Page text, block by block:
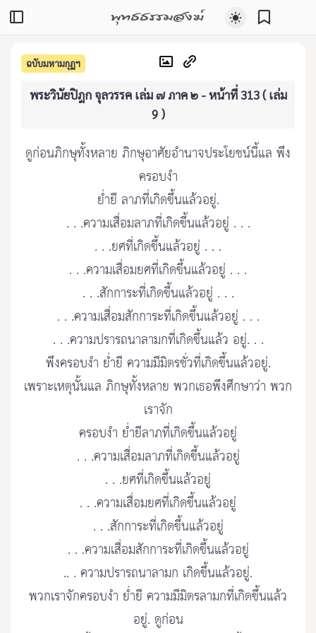
พุทธธรรมสงฆ์
ฉบับมหามกุฏฯ
พระวินัยปิฎก จุลวรรค เล่ม ๗ ภาค ๒ - หน้าที่ 313 ( เล่ม
9 )
ดูก่อนภิกษุทั้งหลาย ภิกษุอาศัยอำนาจประโยชน์นี้แล พึง
ครอบงำ
ย่ำยี ลาภที่เกิดขึ้นแล้วอยู่.
. . .ความเสื่อมลาภที่เกิดขึ้นแล้วอยู่ . . .
. . .ยศที่เกิดขึ้นแล้วอยู่ . . .
. . .ความเสื่อมยศที่เกิดขึ้นแล้วอยู่ . . .
. . .สักการะที่เกิดขึ้นแล้วอยู่ . . .
. . .ความเสื่อมสักการะที่เกิดขึ้นแล้วอยู่ . . .
. . .ความปรารถนาลามกที่เกิดขึ้นแล้ว อยู่. . .
พึงครอบงำ ย่ำยี ความมีมิตรชั่วที่เกิดขึ้นแล้วอยู่.
เพราะเหตุนั้นแล ภิกษุทั้งหลาย พวกเธอพึงศึกษาว่า พวก
เราจัก
ครอบงำ ย่ำยีลาภที่เกิดขึ้นแล้วอยู่
. . .ความเสื่อมลาภที่เกิดขึ้นแล้วอยู่
. . .ยศที่เกิดขึ้นแล้วอยู่
. . .ความเสื่อมยศที่เกิดขึ้นแล้วอยู่
. . .สักการะที่เกิดขึ้นแล้วอยู่
. . .ความเสื่อมสักการะที่เกิดขึ้นแล้วอยู่
.. . ความปรารถนาลามก เกิดขึ้นแล้วอยู่.
พวกเราจักครอบงำ ย่ำยี ความมีมิตรลามกที่เกิดขึ้นแล้ว
อยู่. ดูก่อน